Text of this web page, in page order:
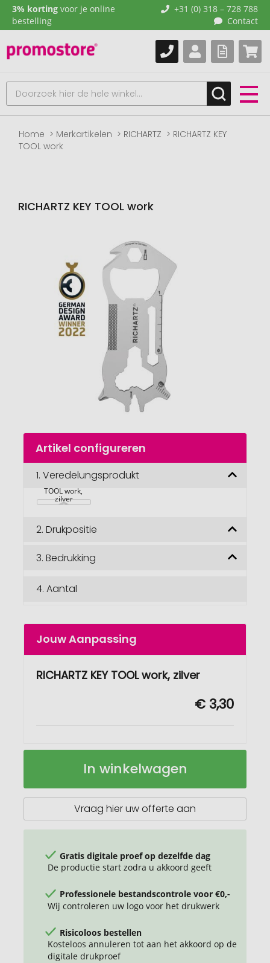
3% korting voor je online
bestelling
+31 (0) 318 – 728 788
Contact
Home Merkartikelen RICHARTZ
RICHARTZ KEY
TOOL work
RICHARTZ KEY TOOL work
afbeeldingengalerij
Naar
begin
afbeeldingengalerij
Artikel configureren
1. Veredelungsprodukt
TOOL work,
zilver
2. Drukpositie
3. Bedrukking
4. Aantal
Jouw Aanpassing
RICHARTZ KEY TOOL work, zilver
€ 3,30
RICHARTZ
work
Op
In winkelwagen
Vraag hier uw offerte aan
Gratis digitale proef op dezelfde dag
De productie start zodra u akkoord geeft
Professionele bestandscontrole voor €0,-
Wij controleren uw logo voor het drukwerk
Risicoloos bestellen
Kosteloos annuleren tot aan het akkoord op de
digitale drukproef